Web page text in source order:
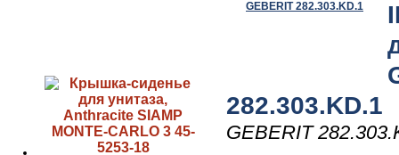
282.303.KD.1
GEBERIT